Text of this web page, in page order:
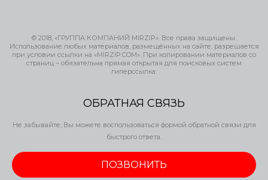
© 2018, «ГРУППА КОМПАНИЙ MIRZIP». Все права защищены.
Использование любых материалов, размещённых на сайте, разрешается
при условии ссылки на «MIRZIP.COM». При копировании материалов со
страниц – обязательна прямая открытая для поисковых систем
гиперссылка.
ОБРАТНАЯ СВЯЗЬ
Не забывайте, Вы можете воспользоваться формой обратной связи для
быстрого ответа.
ПОЗВОНИТЬ